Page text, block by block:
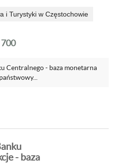
i Turystyki w Częstochowie
700
Centralnego - baza monetarna
- baza